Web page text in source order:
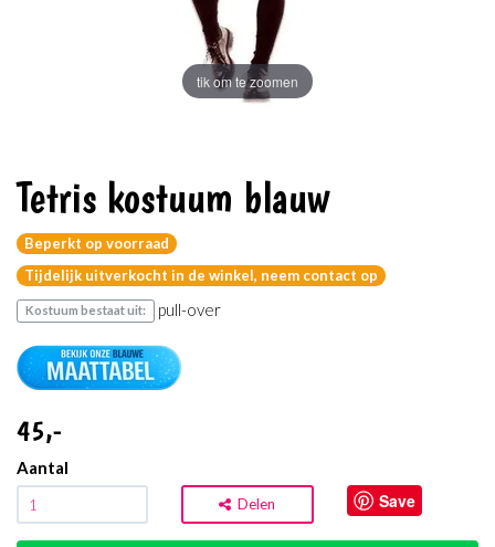
tik om te zoomen
Tetris kostuum blauw
Beperkt op voorraad
Tijdelijk uitverkocht in de winkel, neem contact op
Kostuum bestaat uit: pull-over
45,-
Aantal
Delen Save